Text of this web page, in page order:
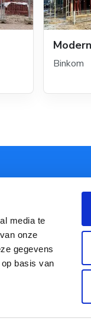
media te
onze
gegevens
basis van
Binkom